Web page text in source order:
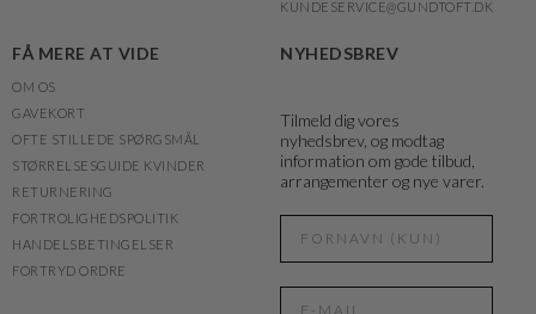
KUNDESERVICE@GUNDTOFT.DK
FÅ MERE AT VIDE
OM OS
GAVEKORT
OFTE STILLEDE SPØRGSMÅL
STØRRELSESGUIDE KVINDER
RETURNERING
FORTROLIGHEDSPOLITIK
HANDELSBETINGELSER
FORTRYD ORDRE
NYHEDSBREV
Tilmeld dig vores
nyhedsbrev, og modtag
information om gode tilbud,
arrangementer og nye varer.